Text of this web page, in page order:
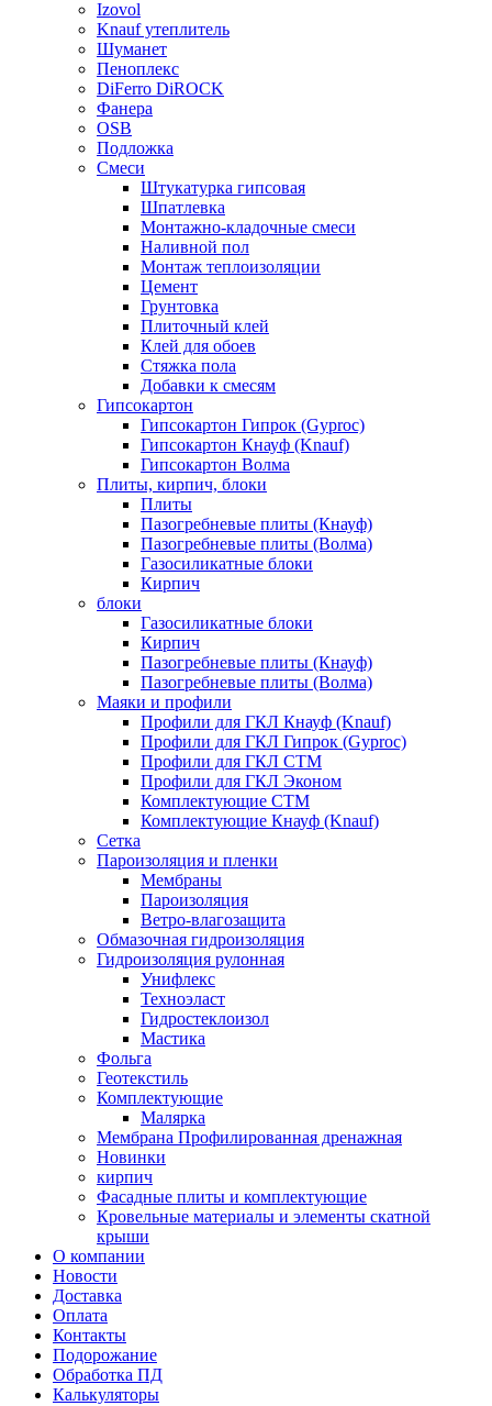
Izovol
Knauf утеплитель
Шуманет
Пеноплекс
DiFerro DiROCK
Фанера
OSB
Подложка
Смеси
Штукатурка гипсовая
Шпатлевка
Монтажно-кладочные смеси
Наливной пол
Монтаж теплоизоляции
Цемент
Грунтовка
Плиточный клей
Клей для обоев
Стяжка пола
Добавки к смесям
Гипсокартон
Гипсокартон Гипрок (Gyproc)
Гипсокартон Кнауф (Knauf)
Гипсокартон Волма
Плиты, кирпич, блоки
Плиты
Пазогребневые плиты (Кнауф)
Пазогребневые плиты (Волма)
Газосиликатные блоки
Кирпич
блоки
Газосиликатные блоки
Кирпич
Пазогребневые плиты (Кнауф)
Пазогребневые плиты (Волма)
Маяки и профили
Профили для ГКЛ Кнауф (Knauf)
Профили для ГКЛ Гипрок (Gyproc)
Профили для ГКЛ СТМ
Профили для ГКЛ Эконом
Комплектующие СТМ
Комплектующие Кнауф (Knauf)
Сетка
Пароизоляция и пленки
Мембраны
Пароизоляция
Ветро-влагозащита
Обмазочная гидроизоляция
Гидроизоляция рулонная
Унифлекс
Техноэласт
Гидростеклоизол
Мастика
Фольга
Геотекстиль
Комплектующие
Малярка
Мембрана Профилированная дренажная
Новинки
кирпич
Фасадные плиты и комплектующие
Кровельные материалы и элементы скатной
крыши
О компании
Новости
Доставка
Оплата
Контакты
Подорожание
Обработка ПД
Калькуляторы